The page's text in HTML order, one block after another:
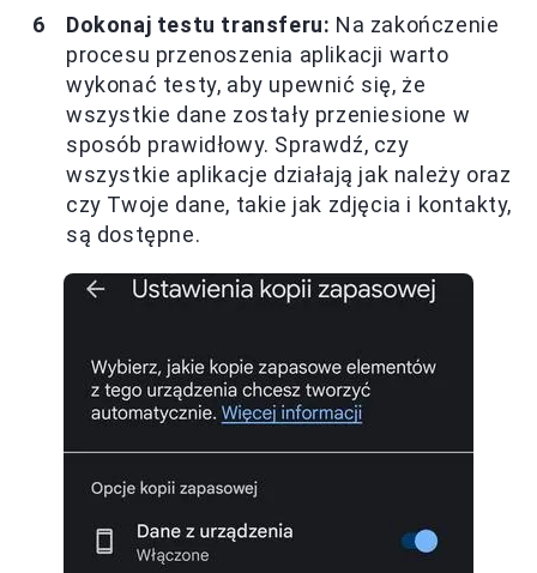
Dokonaj testu transferu: Na zakończenie
procesu przenoszenia aplikacji warto
wykonać testy, aby upewnić się, że
wszystkie dane zostały przeniesione w
sposób prawidłowy. Sprawdź, czy
wszystkie aplikacje działają jak należy oraz
czy Twoje dane, takie jak zdjęcia i kontakty,
są dostępne.